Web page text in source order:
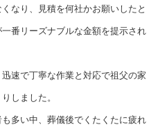
なり、見積を何社かお願いしたと
番リーズナブルな金額を提示され
速で丁寧な作業と対応で祖父の家
しました。
多い中、葬儀後でくたくたに疲れ